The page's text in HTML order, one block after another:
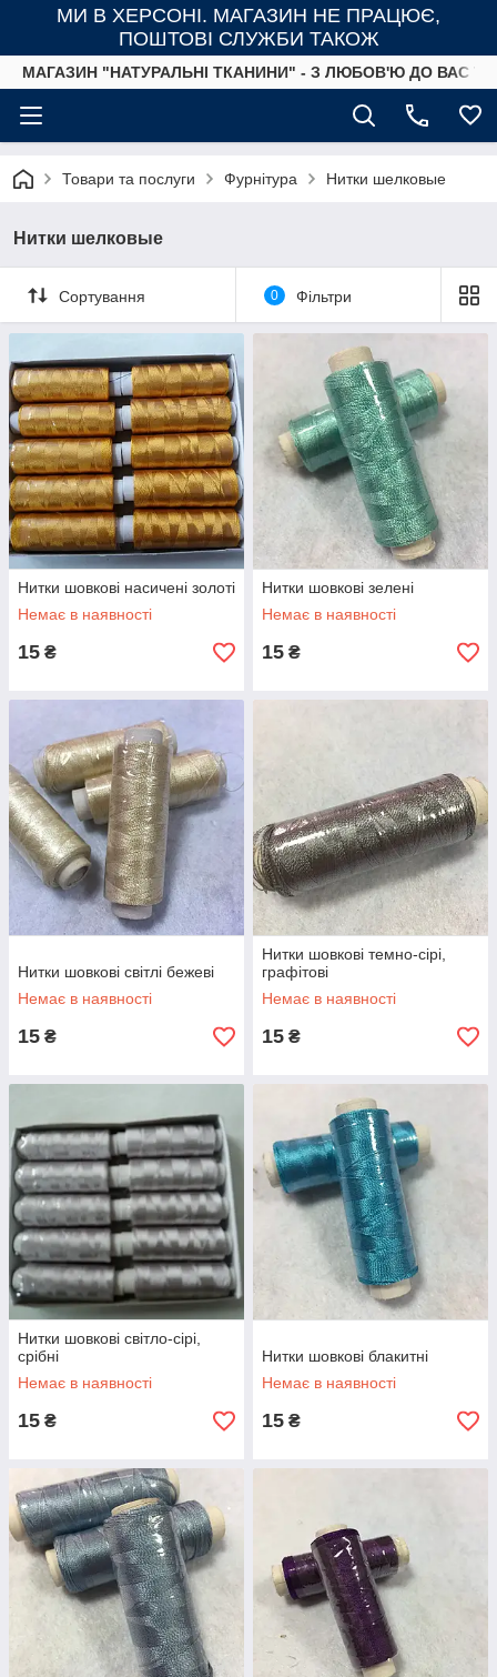
МИ В ХЕРСОНІ. МАГАЗИН НЕ ПРАЦЮЄ,
ПОШТОВІ СЛУЖБИ ТАКОЖ
МАГАЗИН "НАТУРАЛЬНІ ТКАНИНИ" - З ЛЮБОВ'Ю ДО ВАС
Товари та послуги Фурнітура Нитки шелковые
Нитки шелковые
Сортування 0 Фільтри
Нитки шовкові насичені золоті
Немає в наявності
15 ₴
Нитки шовкові зелені
Немає в наявності
15 ₴
Нитки шовкові світлі бежеві
Немає в наявності
15 ₴
Нитки шовкові темно-сірі,
графітові
Немає в наявності
15 ₴
Нитки шовкові світло-сірі,
срібні
Немає в наявності
15 ₴
Нитки шовкові блакитні
Немає в наявності
15 ₴